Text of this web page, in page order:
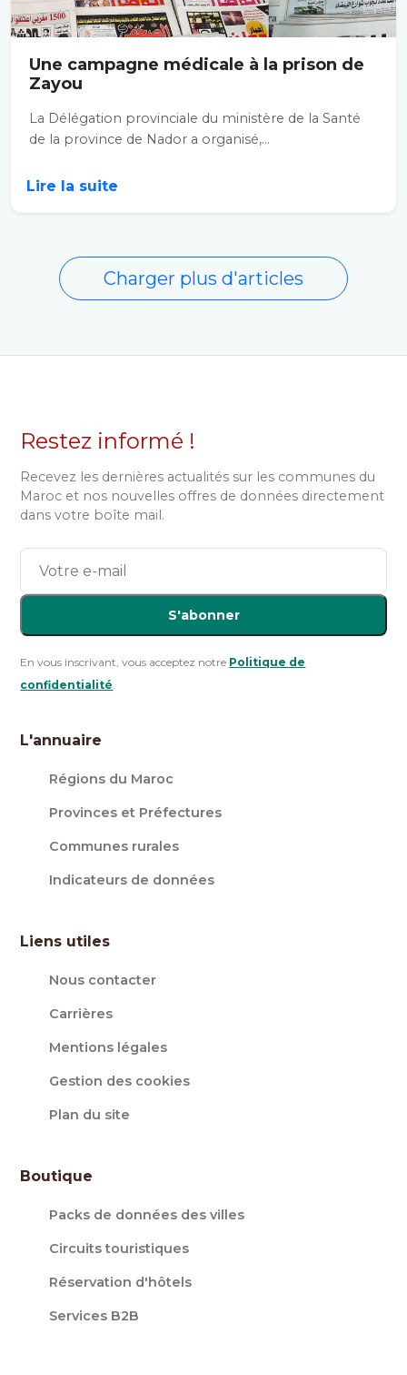
Une campagne médicale à la prison de
Zayou
La Délégation provinciale du ministère de la Santé
de la province de Nador a organisé,...
Lire la suite
Charger plus d'articles
Restez informé !
Recevez les dernières actualités sur les communes du
Maroc et nos nouvelles offres de données directement
dans votre boîte mail.
S'abonner
En vous inscrivant, vous acceptez notre Politique de
confidentialité.
L'annuaire
Régions du Maroc
Provinces et Préfectures
Communes rurales
Indicateurs de données
Liens utiles
Nous contacter
Carrières
Mentions légales
Gestion des cookies
Plan du site
Boutique
Packs de données des villes
Circuits touristiques
Réservation d'hôtels
Services B2B